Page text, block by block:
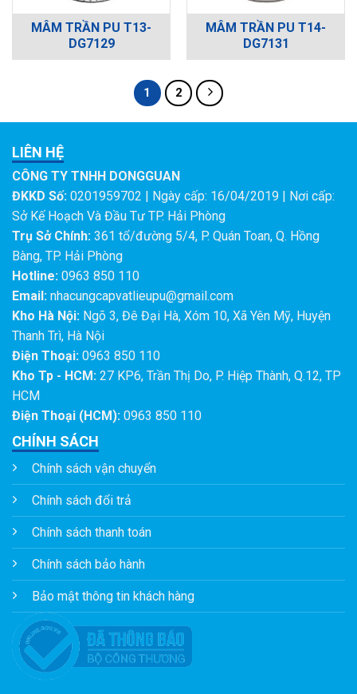
MÂM TRẦN PU T13-
DG7129
MÂM TRẦN PU T14-
DG7131
1 2
LIÊN HỆ
CÔNG TY TNHH DONGGUAN
ĐKKD Số: 0201959702 | Ngày cấp: 16/04/2019 | Nơi cấp:
Sở Kế Hoạch Và Đầu Tư TP. Hải Phòng
Trụ Sở Chính: 361 tổ/đường 5/4, P. Quán Toan, Q. Hồng
Bàng, TP. Hải Phòng
Hotline: 0963 850 110
Email: nhacungcapvatlieupu@gmail.com
Kho Hà Nội: Ngõ 3, Đê Đại Hà, Xóm 10, Xã Yên Mỹ, Huyện
Thanh Trì, Hà Nội
Điện Thoại: 0963 850 110
Kho Tp - HCM: 27 KP6, Trần Thị Do, P. Hiệp Thành, Q.12, TP
HCM
Điện Thoại (HCM): 0963 850 110
CHÍNH SÁCH
Chính sách vận chuyển
Chính sách đổi trả
Chính sách thanh toán
Chính sách bảo hành
Bảo mật thông tin khách hàng